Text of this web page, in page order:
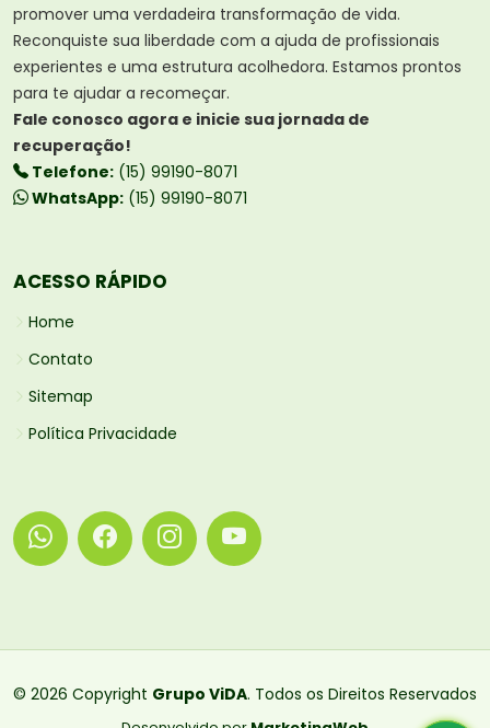
promover uma verdadeira transformação de vida.
Reconquiste sua liberdade com a ajuda de profissionais
experientes e uma estrutura acolhedora. Estamos prontos
para te ajudar a recomeçar.
Fale conosco agora e inicie sua jornada de
recuperação!
Telefone: (15) 99190-8071
WhatsApp: (15) 99190-8071
ACESSO RÁPIDO
Home
Contato
Sitemap
Política Privacidade
© 2026 Copyright Grupo ViDA. Todos os Direitos Reservados